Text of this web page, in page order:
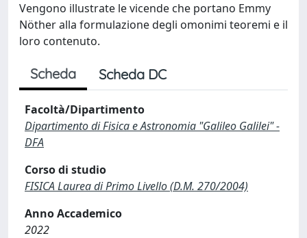
Vengono illustrate le vicende che portano Emmy
Nöther alla formulazione degli omonimi teoremi e il
loro contenuto.
Scheda Scheda DC
Facoltà/Dipartimento
Dipartimento di Fisica e Astronomia "Galileo Galilei" -
DFA
Corso di studio
FISICA Laurea di Primo Livello (D.M. 270/2004)
Anno Accademico
2022